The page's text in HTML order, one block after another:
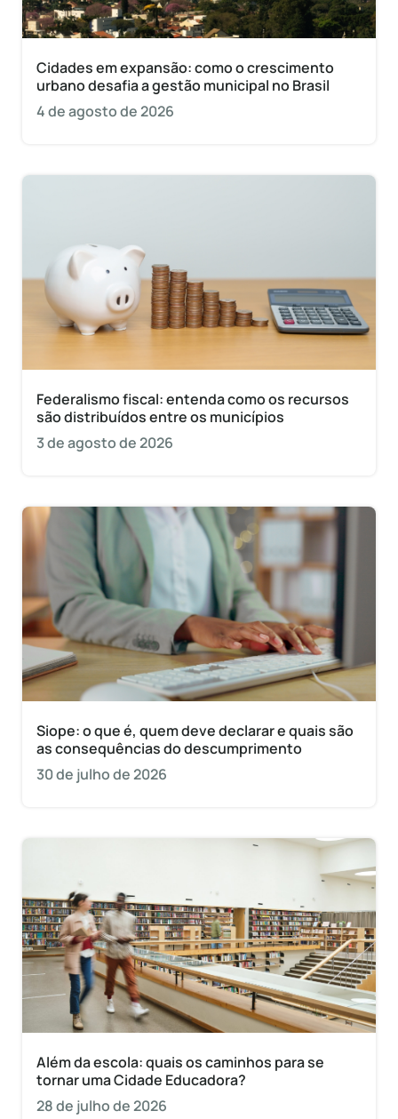
Cidades em expansão: como o crescimento
urbano desafia a gestão municipal no Brasil
4 de agosto de 2026
Federalismo fiscal: entenda como os recursos
são distribuídos entre os municípios
3 de agosto de 2026
Siope: o que é, quem deve declarar e quais são
as consequências do descumprimento
30 de julho de 2026
Além da escola: quais os caminhos para se
tornar uma Cidade Educadora?
28 de julho de 2026